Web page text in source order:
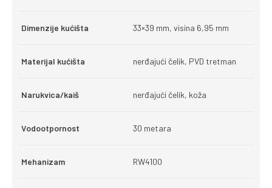
Dimenzije kućišta 33×39 mm, visina 6,95 mm
Materijal kućišta nerđajući čelik, PVD tretman
Narukvica/kaiš nerđajući čelik, koža
Vodootpornost 30 metara
Mehanizam RW4100